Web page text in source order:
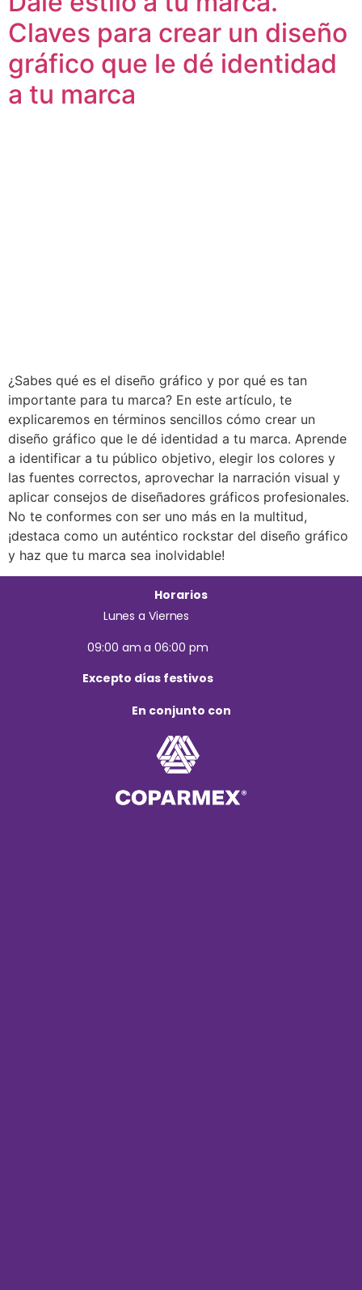
Claves para crear un diseño
gráfico que le dé identidad
a tu marca
¿Sabes qué es el diseño gráfico y por qué es tan
importante para tu marca? En este artículo, te
explicaremos en términos sencillos cómo crear un
diseño gráfico que le dé identidad a tu marca. Aprende
a identificar a tu público objetivo, elegir los colores y
las fuentes correctos, aprovechar la narración visual y
aplicar consejos de diseñadores gráficos profesionales.
No te conformes con ser uno más en la multitud,
¡destaca como un auténtico rockstar del diseño gráfico
y haz que tu marca sea inolvidable!
Horarios
Lunes a Viernes
09:00 am a 06:00 pm
Excepto días festivos
En conjunto con